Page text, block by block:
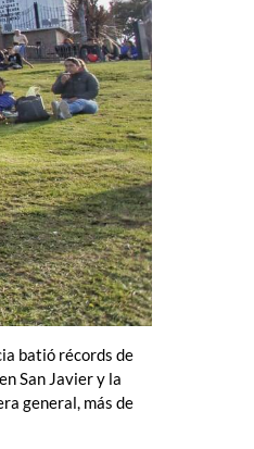
batió récords de
San Javier y la
general, más de